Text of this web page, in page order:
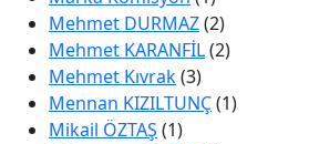
Mehmet DURMAZ(2)
Mehmet KARANFİL(2)
Mehmet Kıvrak(3)
Mennan KIZILTUNÇ(1)
Mikail ÖZTAŞ (1)